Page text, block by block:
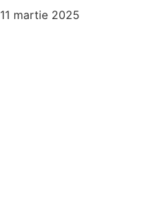
11 martie 2025